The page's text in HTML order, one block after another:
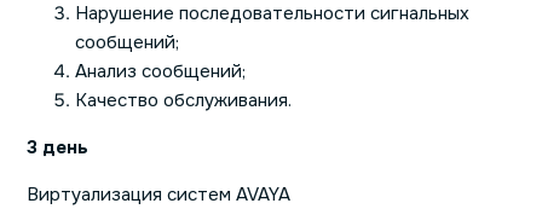
Нарушение последовательности сигнальных
сообщений;
Анализ сообщений;
Качество обслуживания.
3 день
Виртуализация систем AVAYA